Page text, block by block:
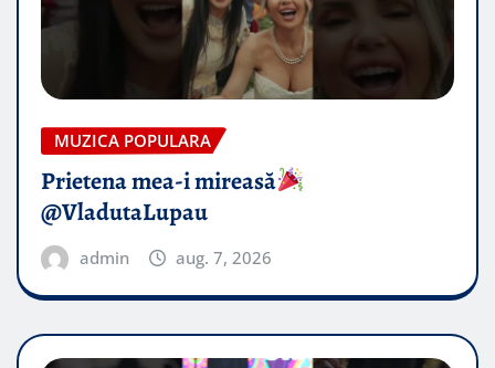
MUZICA POPULARA
Prietena mea-i mireasă​
@VladutaLupau
admin aug. 7, 2026